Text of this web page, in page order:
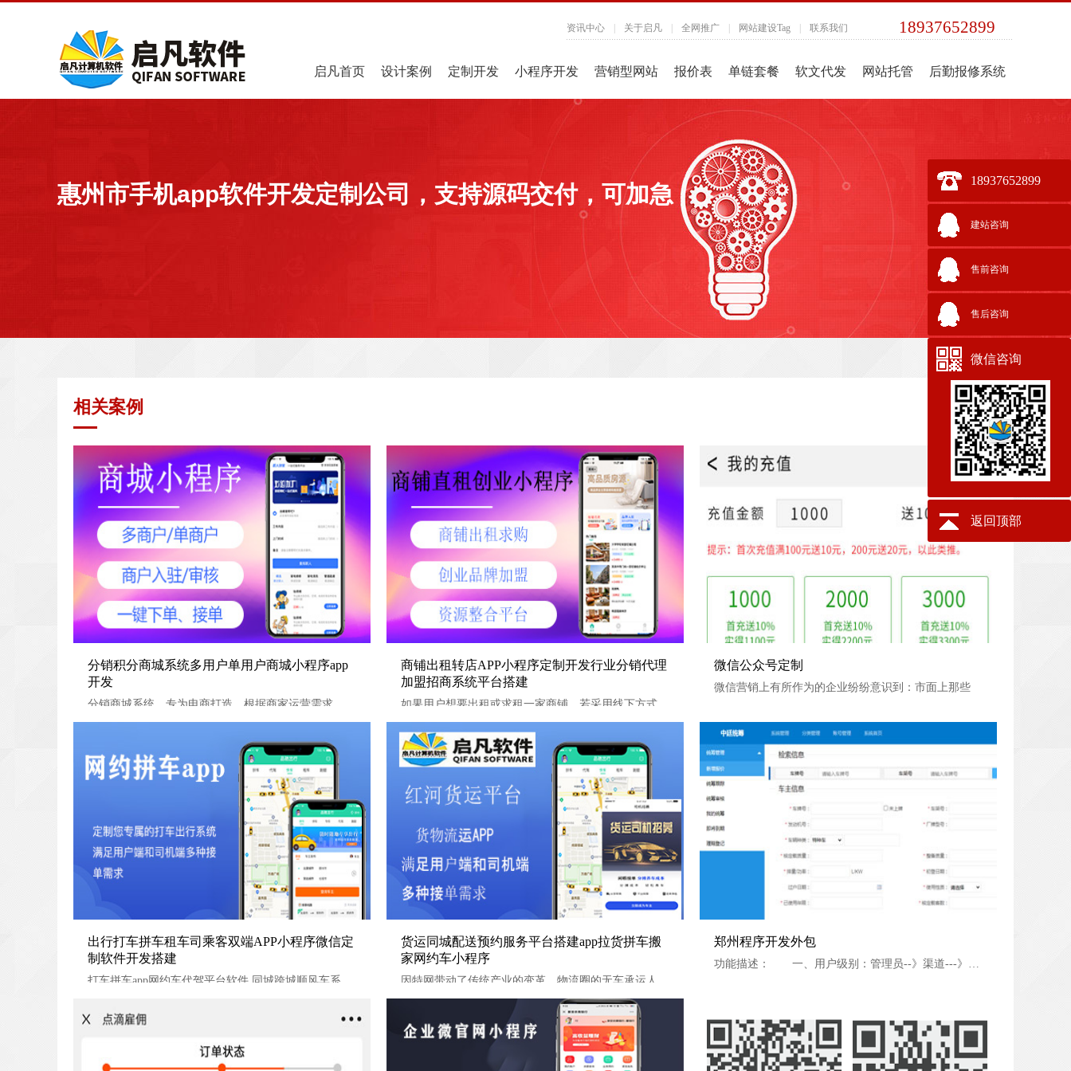
资讯中心 关于启凡 全网推广 网站建设Tag 联系我们 18937652899
启凡首页 设计案例 定制开发 小程序开发 营销型网站 报价表 单链套餐 软文代发 网站托管 后勤报修系统
惠州市手机app软件开发定制公司，支持源码交付，可加急
相关案例
分销积分商城系统多用户单用户商城小程序app开发
分销积分商城系统多用户单用户商城小程序app
开发
商铺出租转店APP小程序定制开发行业分销代理加盟招商系
统平台搭建
商铺出租转店APP小程序定制开发行业分销代理
加盟招商系统平台搭建
如果用户想要出租或求租一家商铺，若采用线下方式
微信公众号定制
微信公众号定制
微信营销上有所作为的企业纷纷意识到：市面上那些
出行打车拼车租车司乘客双端APP小程序微信定制软件开发
搭建
出行打车拼车租车司乘客双端APP小程序微信定
制软件开发搭建
货运同城配送预约服务平台搭建app拉货拼车搬家网约车小程
序
货运同城配送预约服务平台搭建app拉货拼车搬
家网约车小程序
因特网带动了传统产业的变革，物流圈的无车承运人
郑州程序开发外包
郑州程序开发外包
功能描述： 一、用户级别：管理员--》渠道---》业务
18937652899
建站咨询
售前咨询
售后咨询
微信咨询
返回顶部